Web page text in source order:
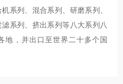
系列、混合系列、研磨系列、
系列、挤出系列等八大系列八
地，并出口至世界二十多个国